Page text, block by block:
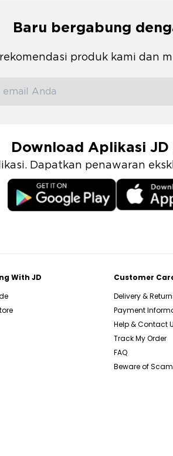
Baru bergabung
produk kami dan
Download Aplikasi
Dapatkan penawaran
With JD
Customer
Delivery &
Payment
Help & Contact
Track My Order
FAQ
Beware of